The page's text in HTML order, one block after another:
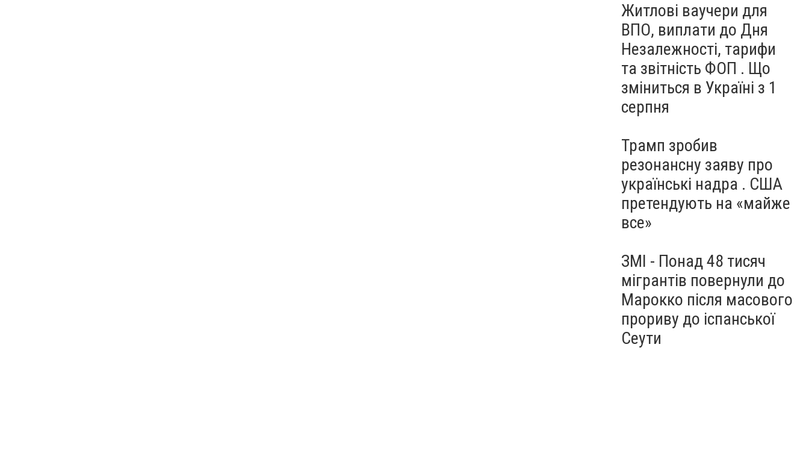
Житлові ваучери для
ВПО, виплати до Дня
Незалежності, тарифи
та звітність ФОП . Що
зміниться в Україні з 1
серпня
Трамп зробив
резонансну заяву про
українські надра . США
претендують на «майже
все»
ЗМІ - Понад 48 тисяч
мігрантів повернули до
Марокко після масового
прориву до іспанської
Сеути